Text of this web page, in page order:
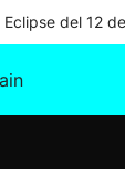
Eclipse del 12